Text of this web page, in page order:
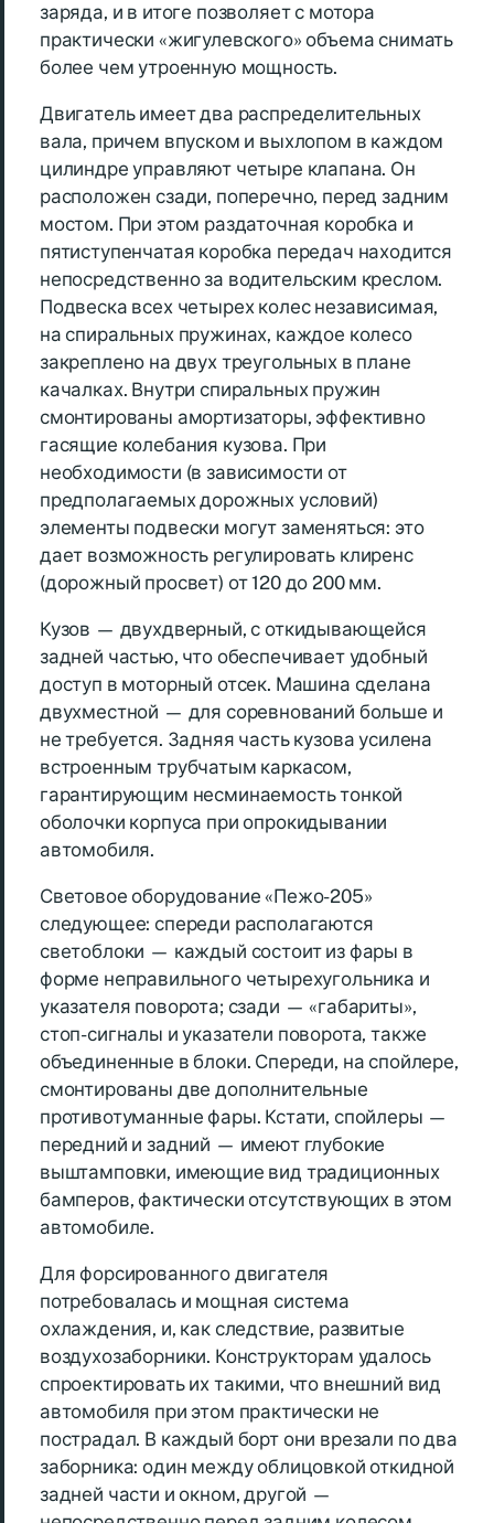
заряда, и в итоге позволяет с мотора
практически «жигулевского» объема снимать
более чем утроенную мощность.
Двигатель имеет два распределительных
вала, причем впуском и выхлопом в каждом
цилиндре управляют четыре клапана. Он
расположен сзади, поперечно, перед задним
мостом. При этом раздаточная коробка и
пятиступенчатая коробка передач находится
непосредственно за водительским креслом.
Подвеска всех четырех колес независимая,
на спиральных пружинах, каждое колесо
закреплено на двух треугольных в плане
качалках. Внутри спиральных пружин
смонтированы амортизаторы, эффективно
гасящие колебания кузова. При
необходимости (в зависимости от
предполагаемых дорожных условий)
элементы подвески могут заменяться: это
дает возможность регулировать клиренс
(дорожный просвет) от 120 до 200 мм.
Кузов — двухдверный, с откидывающейся
задней частью, что обеспечивает удобный
доступ в моторный отсек. Машина сделана
двухместной — для соревнований больше и
не требуется. Задняя часть кузова усилена
встроенным трубчатым каркасом,
гарантирующим несминаемость тонкой
оболочки корпуса при опрокидывании
автомобиля.
Световое оборудование «Пежо-205»
следующее: спереди располагаются
светоблоки — каждый состоит из фары в
форме неправильного четырехугольника и
указателя поворота; сзади — «габариты»,
стоп-сигналы и указатели поворота, также
объединенные в блоки. Спереди, на спойлере,
смонтированы две дополнительные
противотуманные фары. Кстати, спойлеры —
передний и задний — имеют глубокие
выштамповки, имеющие вид традиционных
бамперов, фактически отсутствующих в этом
автомобиле.
Для форсированного двигателя
потребовалась и мощная система
охлаждения, и, как следствие, развитые
воздухозаборники. Конструкторам удалось
спроектировать их такими, что внешний вид
автомобиля при этом практически не
пострадал. В каждый борт они врезали по два
заборника: один между облицовкой откидной
задней части и окном, другой —